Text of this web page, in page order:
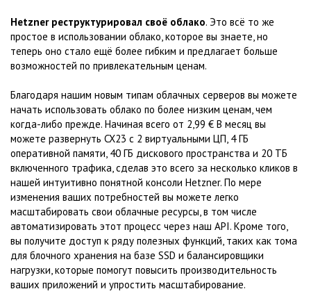
Hetzner реструктурировал своё облако. Это всё то же
простое в использовании облако, которое вы знаете, но
теперь оно стало ещё более гибким и предлагает больше
возможностей по привлекательным ценам.
Благодаря нашим новым типам облачных серверов вы можете
начать использовать облако по более низким ценам, чем
когда-либо прежде. Начиная всего от 2,99 € В месяц вы
можете развернуть CX23 с 2 виртуальными ЦП, 4 ГБ
оперативной памяти, 40 ГБ дискового пространства и 20 ТБ
включенного трафика, сделав это всего за несколько кликов в
нашей интуитивно понятной консоли Hetzner. По мере
изменения ваших потребностей вы можете легко
масштабировать свои облачные ресурсы, в том числе
автоматизировать этот процесс через наш API. Кроме того,
вы получите доступ к ряду полезных функций, таких как тома
для блочного хранения на базе SSD и балансировщики
нагрузки, которые помогут повысить производительность
ваших приложений и упростить масштабирование.